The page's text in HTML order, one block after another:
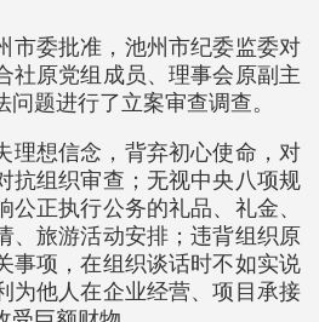
市委批准，池州市纪委监委对
社原党组成员、理事会原副主
题进行了立案审查调查。
理想信念，背弃初心使命，对
抗组织审查；无视中央八项规
公正执行公务的礼品、礼金、
、旅游活动安排；违背组织原
事项，在组织谈话时不如实说
为他人在企业经营、项目承接